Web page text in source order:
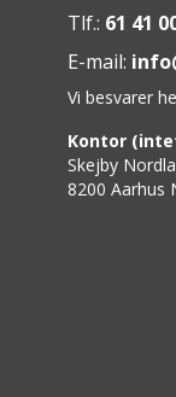
Tlf.: 61 41
E-mail:
Vi besvarer
Kontor
Skejby
8200 Aarhus